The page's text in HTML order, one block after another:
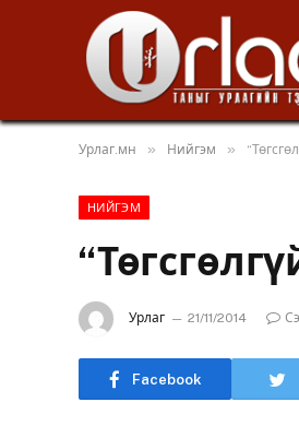
Урлаг.мн » Нийгэм »
НИЙГЭМ
Урлаг 21/11/2014
Facebook